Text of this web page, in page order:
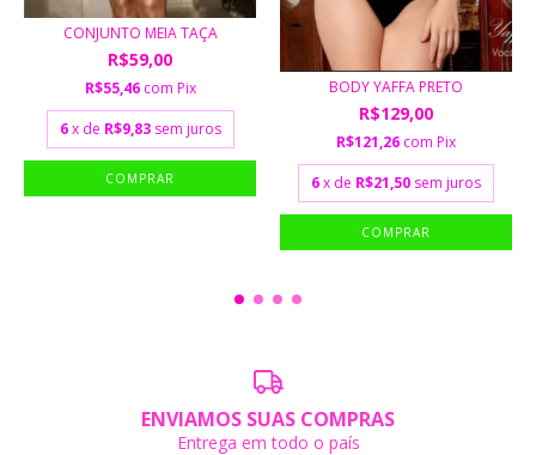
CONJUNTO MEIA TAÇA
R$59,00
R$55,46 com Pix
6 x de R$9,83 sem juros
COMPRAR
BODY YAFFA PRETO
R$129,00
R$121,26 com Pix
6x de R$21,50 sem juros
ENVIAMOS SUAS COMPRAS
Entrega em todo o país